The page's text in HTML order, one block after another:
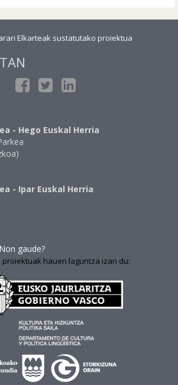
- Hego Euskal Herria
- Ipar Euskal Herria
Non gaude?
proiektuak hauen laguntza izan du: